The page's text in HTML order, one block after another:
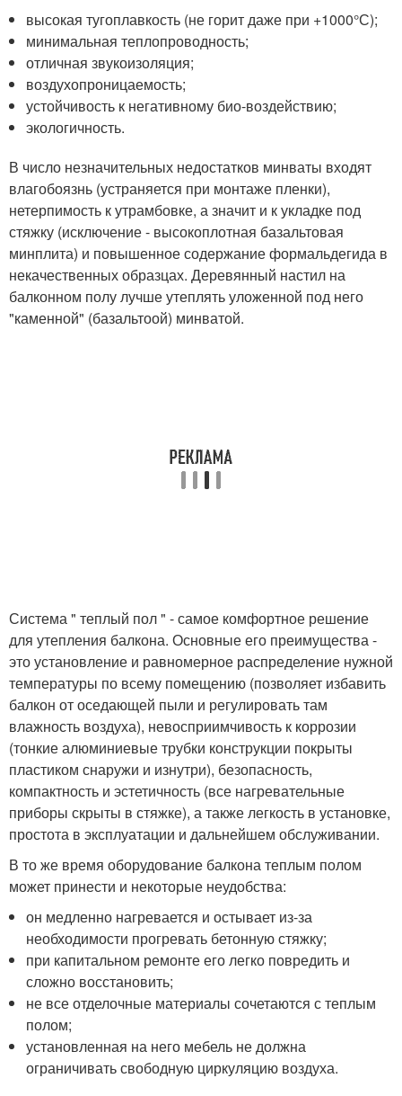
высокая тугоплавкость (не горит даже при +1000°С);
минимальная теплопроводность;
отличная звукоизоляция;
воздухопроницаемость;
устойчивость к негативному био-воздействию;
экологичность.
В число незначительных недостатков минваты входят
влагобоязнь (устраняется при монтаже пленки),
нетерпимость к утрамбовке, а значит и к укладке под
стяжку (исключение - высокоплотная базальтовая
минплита) и повышенное содержание формальдегида в
некачественных образцах. Деревянный настил на
балконном полу лучше утеплять уложенной под него
"каменной" (базальтоой) минватой.
Система " теплый пол " - самое комфортное решение
для утепления балкона. Основные его преимущества -
это установление и равномерное распределение нужной
температуры по всему помещению (позволяет избавить
балкон от оседающей пыли и регулировать там
влажность воздуха), невосприимчивость к коррозии
(тонкие алюминиевые трубки конструкции покрыты
пластиком снаружи и изнутри), безопасность,
компактность и эстетичность (все нагревательные
приборы скрыты в стяжке), а также легкость в установке,
простота в эксплуатации и дальнейшем обслуживании.
В то же время оборудование балкона теплым полом
может принести и некоторые неудобства:
он медленно нагревается и остывает из-за
необходимости прогревать бетонную стяжку;
при капитальном ремонте его легко повредить и
сложно восстановить;
не все отделочные материалы сочетаются с теплым
полом;
установленная на него мебель не должна
ограничивать свободную циркуляцию воздуха.